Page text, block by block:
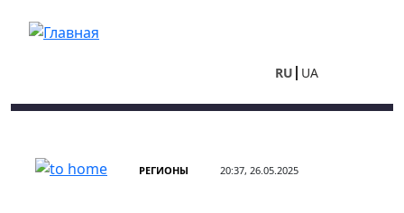
RU UA
РЕГИОНЫ 20:37, 26.05.2025